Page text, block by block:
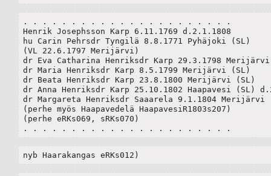
. . . . . . . . . . . . . . . . . . . . . .
Henrik Josephsson Karp 6.11.1769 d.2.1.1808
hu Carin Pehrsdr Tyngilä 8.8.1771 Pyhäjoki (SL)
(VL 22.6.1797 Merijärvi)
dr Eva Catharina Henriksdr Karp 29.3.1798
dr Maria Henriksdr Karp 8.5.1799 Merijärvi (SL)
dr Beata Henriksdr Karp 23.8.1800 Merijärvi (SL)
dr Anna Henriksdr Karp 25.10.1802 Haapavesi (SL)
dr Margareta Henriksdr Saaarela 9.1.1804 Merijärvi
(perhe myös Haapavedelä HaapavesiR1803s207)
(perhe eRKs069, sRKs070)
. . . . . . . . . . . . . . . . . . . . . .
nyb Haarakangas eRKs012)